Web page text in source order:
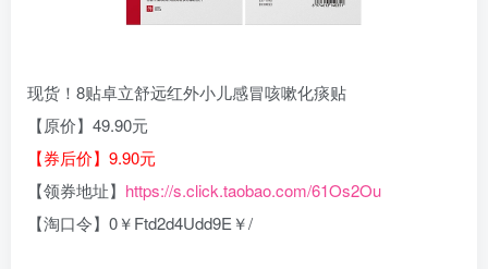
现货！8贴卓立舒远红外小儿感冒咳嗽化痰贴
【原价】49.90元
【券后价】9.90元
【领券地址】 https://s.click.taobao.com/61Os2Ou
【淘口令】0￥Ftd2d4Udd9E￥/